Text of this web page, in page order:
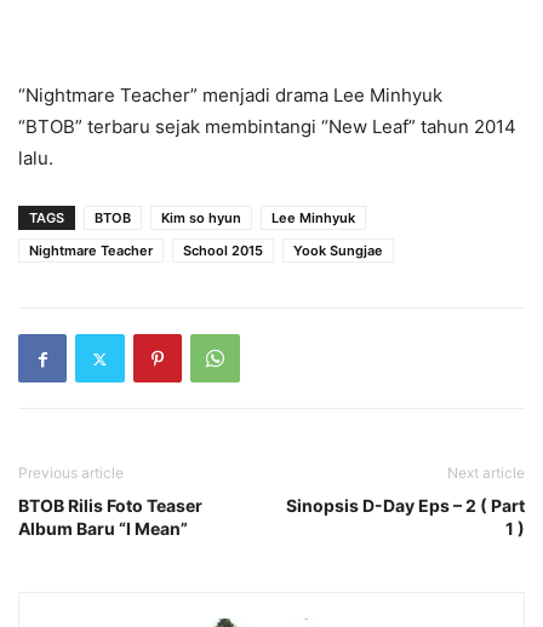
“Nightmare Teacher” menjadi drama Lee Minhyuk
“BTOB” terbaru sejak membintangi “New Leaf” tahun 2014
lalu.
TAGS BTOB Kim so hyun
Lee Minhyuk
Nightmare Teacher
School 2015 Yook Sungjae
Previous article
BTOB Rilis Foto Teaser
Album Baru “I Mean”
Next article
Sinopsis D-Day Eps – 2 ( Part
1 )